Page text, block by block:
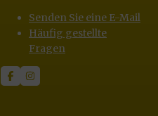
Senden Sie eine E-Mail
Häufig gestellte
Fragen